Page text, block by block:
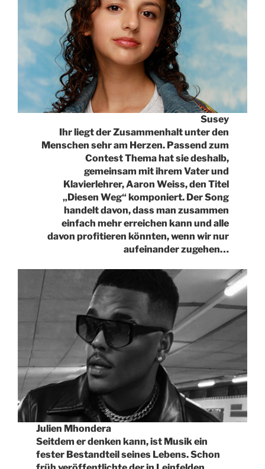
Susey
Ihr liegt der Zusammenhalt unter den
Menschen sehr am Herzen. Passend zum
Contest Thema hat sie deshalb,
gemeinsam mit ihrem Vater und
Klavierlehrer, Aaron Weiss, den Titel
„Diesen Weg“ komponiert. Der Song
handelt davon, dass man zusammen
einfach mehr erreichen kann und alle
davon profitieren könnten, wenn wir nur
aufeinander zugehen…
Julien Mhondera
Seitdem er denken kann, ist Musik ein
fester Bestandteil seines Lebens. Schon